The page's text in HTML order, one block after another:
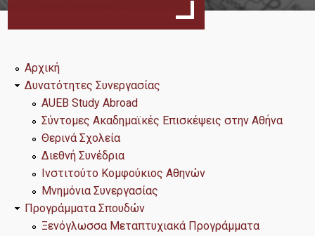
AUEB Study Abroad
Διεθνή Συνέδρια
Ινστιτούτο Κομφούκιος Αθηνών
Μνημόνια Συνεργασίας
Προγράμματα Σπουδών
Αρχική
Δυνατότητες Συνεργασίας
AUEB Study Abroad
Σύντομες Ακαδημαϊκές Επισκέψεις στην Αθήνα
Θερινά Σχολεία
Διεθνή Συνέδρια
Ινστιτούτο Κομφούκιος Αθηνών
Μνημόνια Συνεργασίας
Προγράμματα Σπουδών
Ξενόγλωσσα Μεταπτυχιακά Προγράμματα